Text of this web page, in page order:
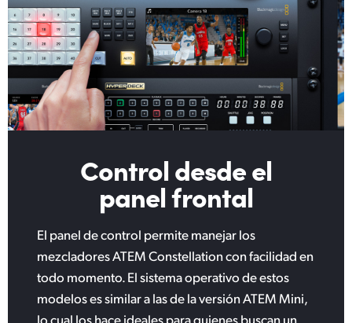
Control desde el
panel frontal
El panel de control permite manejar los
mezcladores ATEM Constellation con facilidad en
todo momento. El sistema operativo de estos
modelos es similar a las de la versión ATEM Mini,
lo cual los hace ideales para quienes buscan un